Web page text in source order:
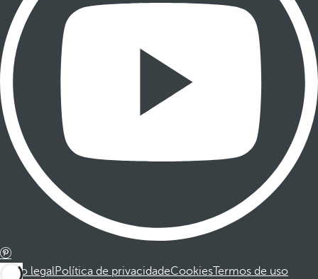
Aviso legalPolítica de privacidadeCookiesTermos de uso